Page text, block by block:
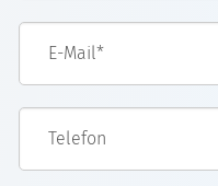
E-Mail*
Telefon